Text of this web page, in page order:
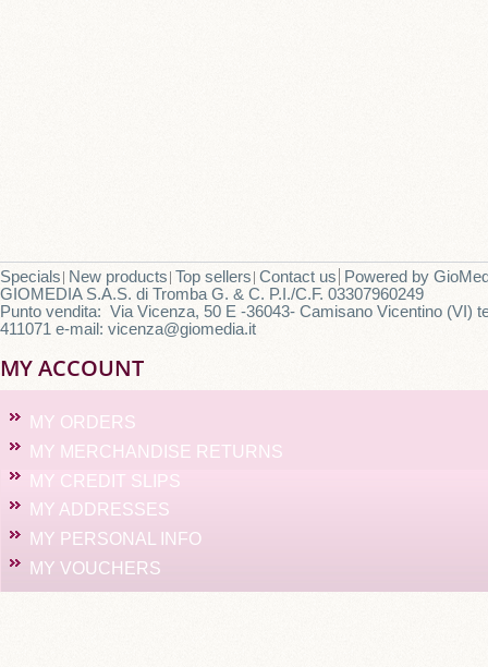
Specials New products Top sellers Contact us Powered by
GIOMEDIA S.A.S. di Tromba G. & C. P.I./C.F. 03307960249
Punto vendita: Via Vicenza, 50 E -36043- Camisano Vicentino (VI)
411071 e-mail: vicenza@giomedia.it
MY ACCOUNT
MY ORDERS
MY MERCHANDISE RETURNS
MY CREDIT SLIPS
MY ADDRESSES
MY PERSONAL INFO
MY VOUCHERS